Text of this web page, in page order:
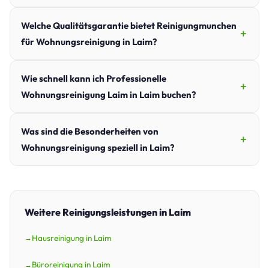
Welche Qualitätsgarantie bietet Reinigungmunchen
für Wohnungsreinigung in Laim?
Wie schnell kann ich Professionelle
Wohnungsreinigung Laim in Laim buchen?
Was sind die Besonderheiten von
Wohnungsreinigung speziell in Laim?
Weitere Reinigungsleistungen in Laim
Hausreinigung in Laim
Büroreinigung in Laim